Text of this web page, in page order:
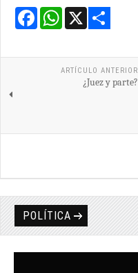
Facebook
WhatsApp
ARTÍCULO ANTERIOR
¿Juez y parte?
POLÍTICA